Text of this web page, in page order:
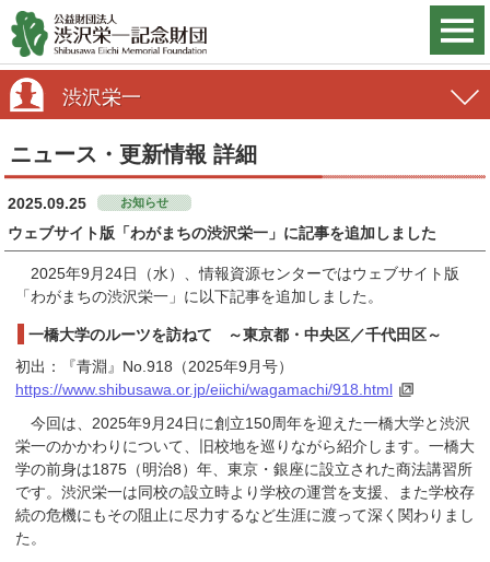
渋沢栄一
ニュース・更新情報 詳細
2025.09.25 お知らせ
ウェブサイト版「わがまちの渋沢栄一」に記事を追加しました
2025年9月24日（水）、情報資源センターではウェブサイト版
「わがまちの渋沢栄一」に以下記事を追加しました。
一橋大学のルーツを訪ねて ～東京都・中央区／千代田区～
初出：『青淵』No.918（2025年9月号）
https://www.shibusawa.or.jp/eiichi/wagamachi/918.html
今回は、2025年9月24日に創立150周年を迎えた一橋大学と渋沢
栄一のかかわりについて、旧校地を巡りながら紹介します。一橋大
学の前身は1875（明治8）年、東京・銀座に設立された商法講習所
です。渋沢栄一は同校の設立時より学校の運営を支援、また学校存
続の危機にもその阻止に尽力するなど生涯に渡って深く関わりまし
た。